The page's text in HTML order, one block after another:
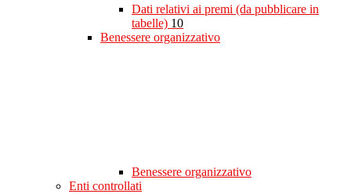
Dati relativi ai premi (da pubblicare in
tabelle) 10
Benessere organizzativo
Benessere organizzativo
Enti controllati